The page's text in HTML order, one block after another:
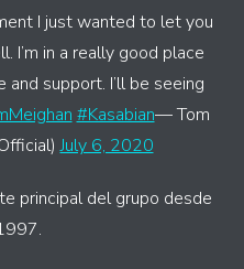
I just wanted to let you
I’m in a really good place
support. I’ll be seeing
#Kasabian— Tom
July 6, 2020
principal del grupo desde